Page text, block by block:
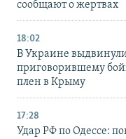
сообщают о жертвах
18:02
В Украине
приговорившему
плен в Крыму
17:28
Удар РФ по Одессе: